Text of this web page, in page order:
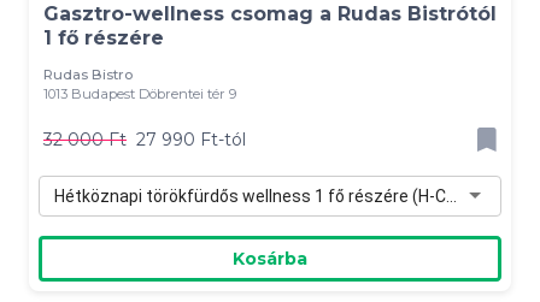
Gasztro-wellness csomag a Rudas Bistrótól
1 fő részére
Rudas Bistro
1013 Budapest Döbrentei tér 9
32 000 Ft 27 990 Ft-tól
Kosárba